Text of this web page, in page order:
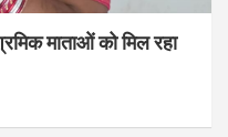
माताओं को मिल रहा